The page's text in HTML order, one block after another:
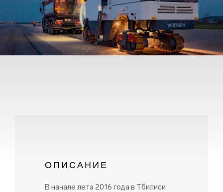
ОПИСАНИЕ
В начале лета 2016 года в Тбилиси